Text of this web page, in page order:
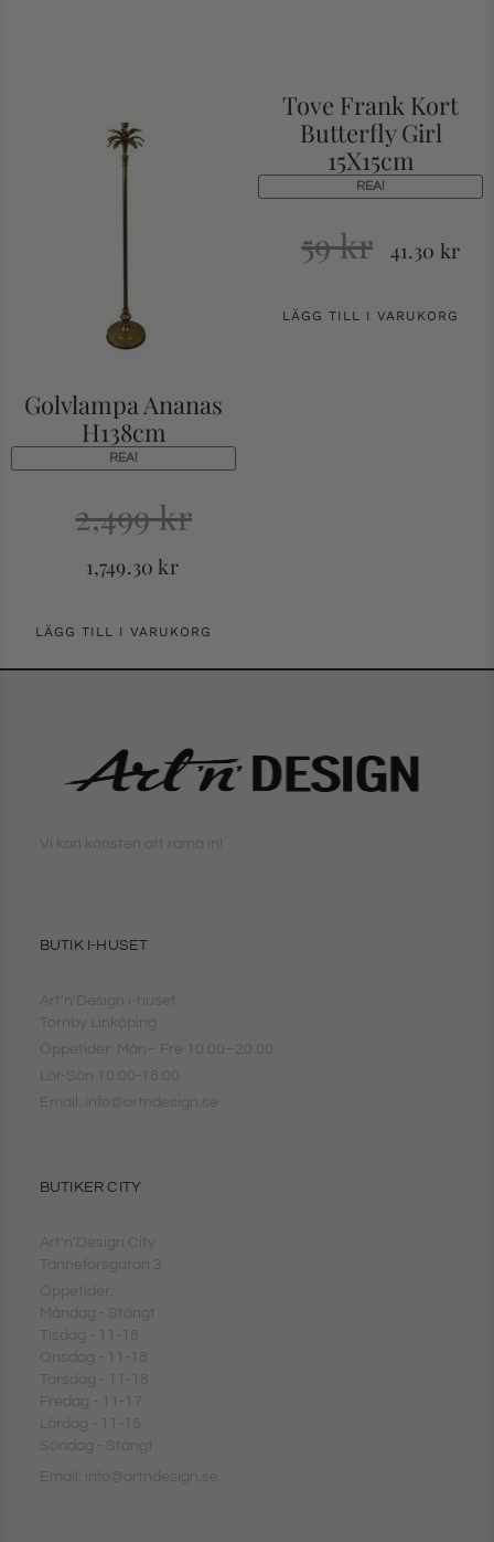
Golvlampa Ananas
H138cm
REA!
2,499kr
1,749.30kr
LÄGG TILL I VARUKORG
Tove Frank Kort
Butterfly Girl
15X15cm
REA!
59kr 41.30 kr
LÄGG TILL I VARUKORG
Vi kan konsten att rama in!
BUTIK I-HUSET
Art'n'Design i-huset
Tornby Linköping
Öppetider: Mån– Fre 10.00–20.00
Lör-Sön 10.00-18.00
Email: info@artndesign.se
BUTIKER CITY
Art'n'Design City
Tanneforsgatan 3
Öppetider:
Måndag - Stängt
Tisdag - 11-18
Onsdag - 11-18
Torsdag - 11-18
Fredag - 11-17
Lördag - 11-15
Söndag - Stängt
Email: info@artndesign.se